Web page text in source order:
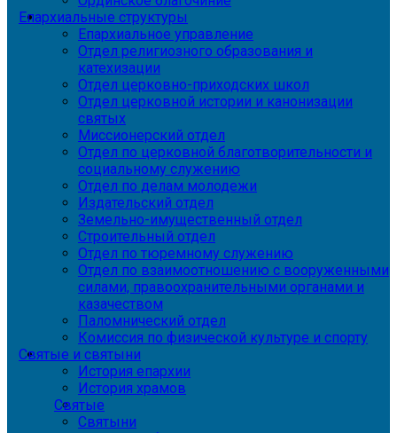
Епархиальные структуры
Епархиальное управление
Отдел религиозного образования и
катехизации
Отдел церковно-приходских школ
Отдел церковной истории и канонизации
святых
Миссионерский отдел
Отдел по церковной благотворительности и
социальному служению
Отдел по делам молодежи
Издательский отдел
Земельно-имущественный отдел
Строительный отдел
Отдел по тюремному служению
Отдел по взаимоотношению с вооруженными
силами, правоохранительными органами и
казачеством
Паломнический отдел
Комиссия по физической культуре и спорту
Святые и святыни
История епархии
История храмов
Святые
Святыни